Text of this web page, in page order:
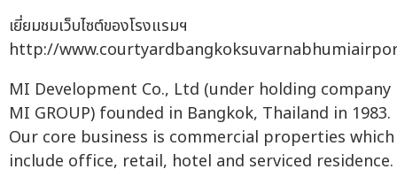
เยี่ยมชมเว็บไซต์ของโรงแรมฯ
http://
MI Development Co., Ltd (under holding company
MI GROUP) founded in Bangkok, Thailand in 1983.
Our core business is commercial properties which
include office, retail, hotel and serviced residence.